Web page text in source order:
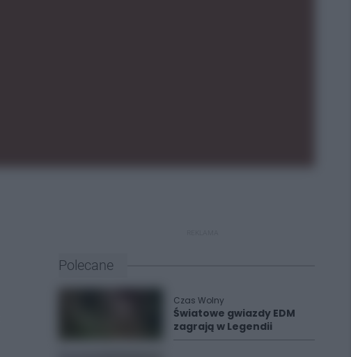
Polecane
Czas Wolny
Światowe gwiazdy EDM
zagrają w Legendii